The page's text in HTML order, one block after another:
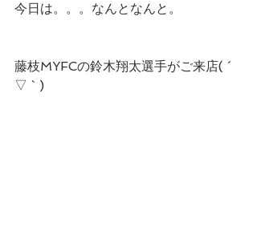
今日は。。。なんとなんと。
藤枝MYFCの鈴木翔太選手がご来店( ´
▽ ` )